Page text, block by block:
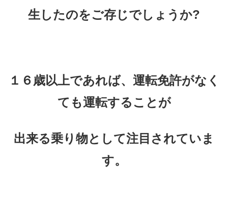
生したのをご存じでしょうか?
１６歳以上であれば、運転免許がなく
ても運転することが
出来る乗り物として注目されていま
す。